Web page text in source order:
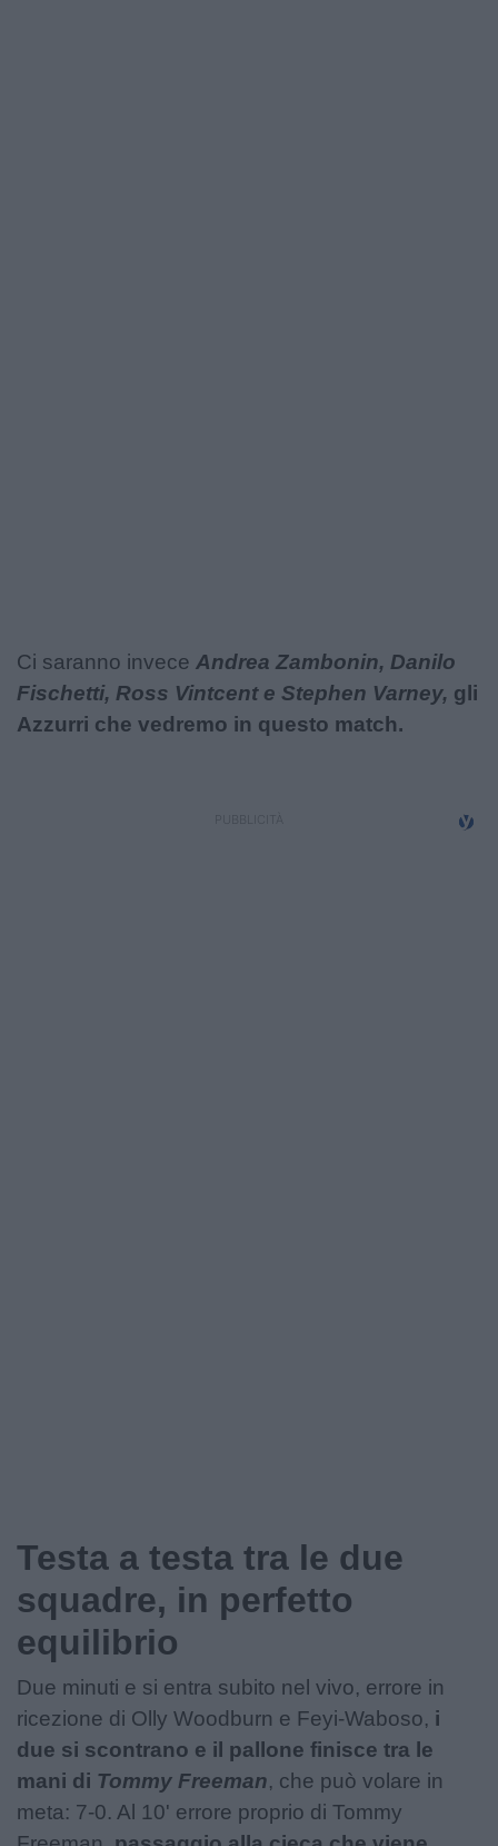
Ci saranno invece Andrea Zambonin, Danilo
Fischetti, Ross Vintcent e Stephen Varney, gli
Azzurri che vedremo in questo match.
Testa a testa tra le due
squadre, in perfetto
equilibrio
Due minuti e si entra subito nel vivo, errore in
ricezione di Olly Woodburn e Feyi-Waboso, i
due si scontrano e il pallone finisce tra le
mani di Tommy Freeman, che può volare in
meta: 7-0. Al 10' errore proprio di Tommy